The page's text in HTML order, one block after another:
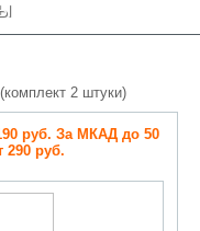
2 штуки)
руб. За МКАД до 50
290 руб.